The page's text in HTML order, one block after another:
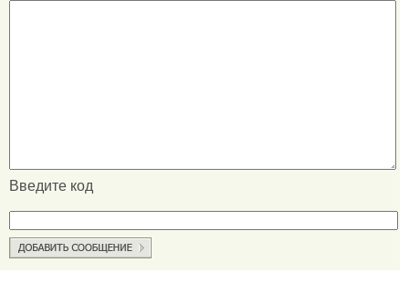
Введите код